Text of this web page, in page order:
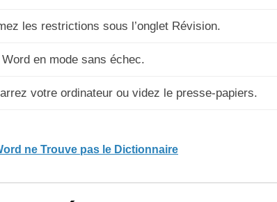
les restrictions sous l’onglet Révision.
en mode sans échec.
votre ordinateur ou videz le presse-papiers.
ne Trouve pas le Dictionnaire